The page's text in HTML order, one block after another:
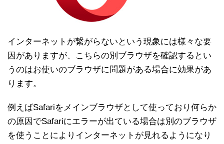
インターネットが繋がらないという現象には様々な要
因がありますが、こちらの別ブラウザを確認するとい
うのはお使いのブラウザに問題がある場合に効果があ
ります。
例えばSafariをメインブラウザとして使っており何らか
の原因でSafariにエラーが出ている場合は別のブラウザ
を使うことによりインターネットが見れるようになり